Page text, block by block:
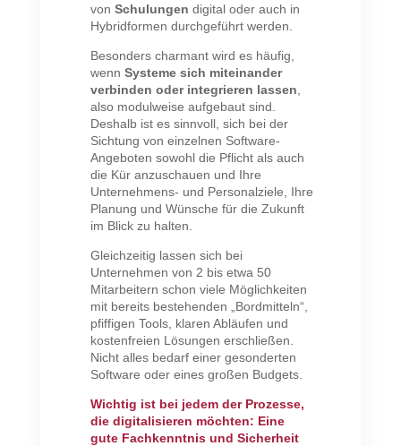
vonSchulungen digital oder auch in
Hybridformen durchgeführt werden.
Besonders charmant wird es häufig,
wennSysteme sich miteinander
verbinden oder integrieren lassen
also modulweise aufgebaut sind.
Deshalb ist es sinnvoll, sich bei der
Sichtung von einzelnen Software-
Angeboten sowohl die Pflicht als auch
die Kür anzuschauen und Ihre
Unternehmens- und Personalziele, Ihre
Planung und Wünsche für die Zukunft
im Blick zu halten.
Gleichzeitig lassen sich bei
Unternehmen von 2 bis etwa 50
Mitarbeitern schon viele Möglichkeiten
mit bereits bestehenden „Bordmitteln“,
pfiffigen Tools, klaren Abläufen und
kostenfreien Lösungen erschließen.
Nicht alles bedarf einer gesonderten
Software oder eines großen Budgets.
Wichtig ist bei jedem der Prozesse,
die digitalisieren möchten: Eine
gute Fachkenntnis und Sicherheit